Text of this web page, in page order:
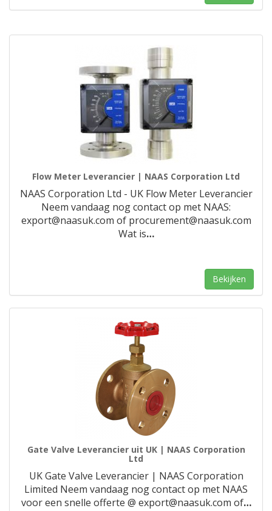
Flow Meter Leverancier | NAAS Corporation Ltd
NAAS Corporation Ltd - UK Flow Meter Leverancier
Neem vandaag nog contact op met NAAS:
export@naasuk.com of procurement@naasuk.com
Wat is…
Bekijken
Gate Valve Leverancier uit UK | NAAS Corporation
Ltd
UK Gate Valve Leverancier | NAAS Corporation
Limited Neem vandaag nog contact op met NAAS
voor een snelle offerte @ export@naasuk.com of…